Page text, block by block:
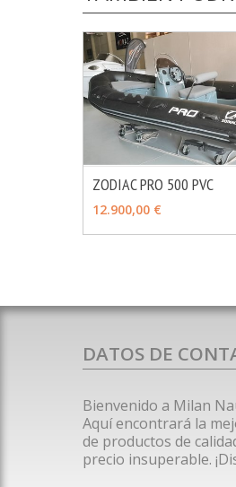
ZODIAC PRO 500 PVC
12.900,00 €
DATOS DE
Bienvenido a Milan
Aquí encontrará la
de productos de
precio insuperable.